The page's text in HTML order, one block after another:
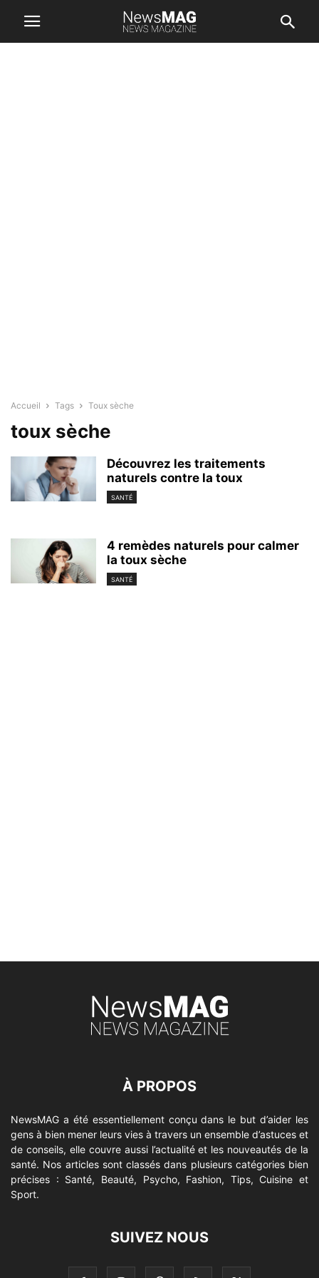
Accueil Tags Toux sèche
toux sèche
Découvrez les traitements
naturels contre la toux
SANTÉ
4 remèdes naturels pour calmer
la toux sèche
SANTÉ
À PROPOS
NewsMAG a été essentiellement conçu dans le but d’aider les
gens à bien mener leurs vies à travers un ensemble d’astuces et
de conseils, elle couvre aussi l’actualité et les nouveautés de la
santé. Nos articles sont classés dans plusieurs catégories bien
précises : Santé, Beauté, Psycho, Fashion, Tips, Cuisine et
Sport.
SUIVEZ NOUS